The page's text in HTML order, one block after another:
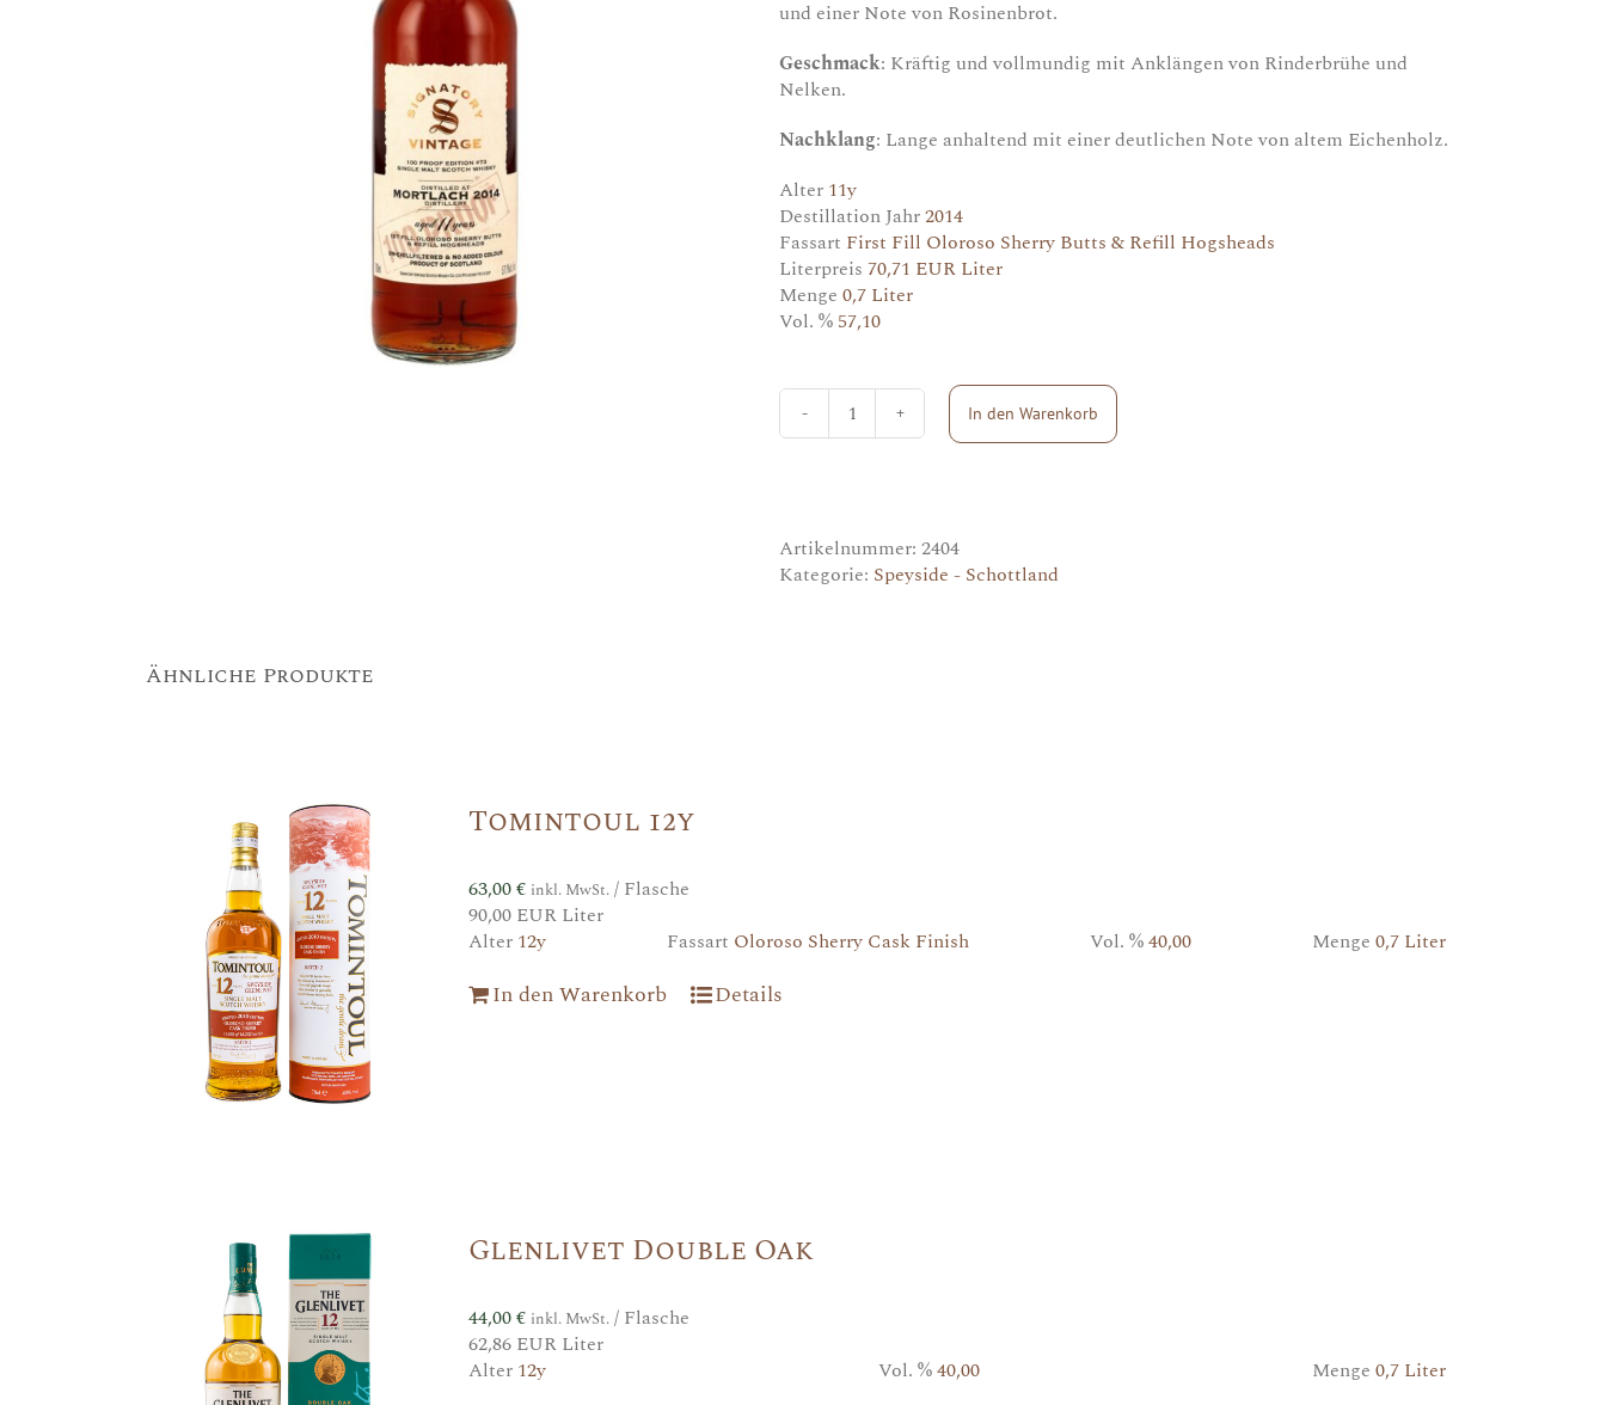
und einer Note von Rosinenbrot.
Geschmack: Kräftig und vollmundig mit Anklängen von Rinderbrühe und
Nelken.
Nachklang: Lange anhaltend mit einer deutlichen Note von altem Eichenholz.
Alter 11y
Destillation Jahr2014
Fassart First Fill Oloroso Sherry Butts & Refill Hogsheads
Literpreis 70,71 EUR Liter
Menge 0,7 Liter
Vol. % 57,10
Mortlach
(Signatory)
In den Warenkorb
Artikelnummer: 2404
Kategorie: Speyside - Schottland
Ähnliche Produkte
Tomintoul 12y
63,00€ inkl. MwSt./ Flasche
90,00 EUR Liter
Alter 12y Fassart Oloroso Sherry Cask Finish Vol. %40,00 Menge 0,7 Liter
In den Warenkorb Details
Glenlivet Double Oak
44,00€ inkl. MwSt./ Flasche
62,86 EUR Liter
Alter 12y Vol. %40,00 Menge 0,7 Liter